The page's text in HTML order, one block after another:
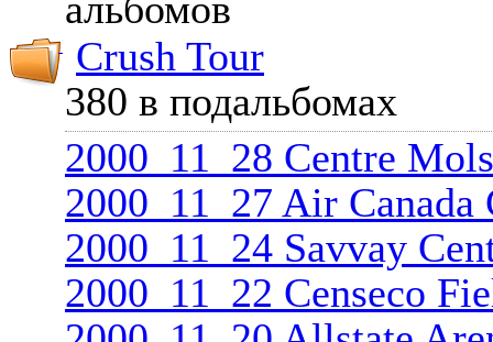
Crush Tour
380 в подальбомах
2000_11_28 Centre
2000_11_27 Air
2000_11_24 Savvay
2000_11_22 Censeco